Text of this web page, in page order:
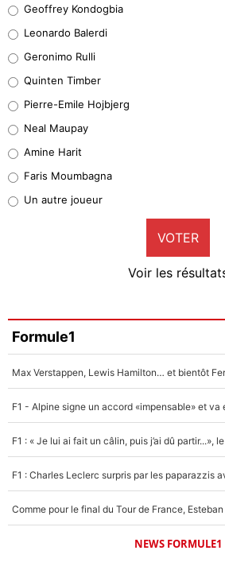
38%
32%
5%
1%
9%
Faris Moumbagna
4%
Un autre joueur
5%
Geoffrey Kondogbia
Leonardo Balerdi
Geronimo Rulli
Quinten Timber
Pierre-Emile Hojbjerg
Neal Maupay
Amine Harit
Faris Moumbagna
Un autre joueur
VOTER
Voir les
Formule1
NEWS FORMULE1